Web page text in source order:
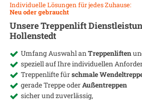
Individuelle Lösungen für jedes Zuhause:
Neu oder gebraucht
Unsere Treppenlift
Hollenstedt
Umfang Auswahl anTreppenliften
speziell auf Ihre individuellen
Treppenlifte fürschmale
gerade Treppe oderAußentreppen
sicher und zuverlässig,